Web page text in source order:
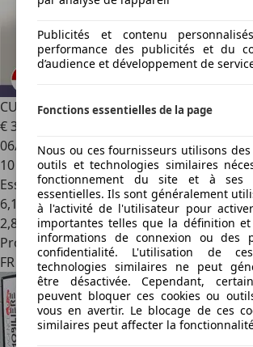
CUPRA Terramar150 DSG Tribe IntelliD
€ 36 895
06/2026
10 km
Essence
6,1 l/100 km (mixte)
2,8
Professionnel
FR 75014
Publicités et contenu
performance des publicités et du
d’audience et développement de
Fonctions essentielles de la page
Nous ou ces fournisseurs utilisons des
outils et technologies similaires
fonctionnement du site et à ses
essentielles. Ils sont généralement
à l'activité de l'utilisateur pour
importantes telles que la définition
informations de connexion ou des
confidentialité. L'utilisation de
technologies similaires ne peut
être désactivée. Cependant,
peuvent bloquer ces cookies ou
vous en avertir. Le blocage de ces
similaires peut affecter la